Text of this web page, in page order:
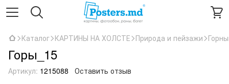
Каталог КАРТИНЫ НА ХОЛСТЕ Природа и пейзажи
Горы_15
Артикул: 1215088 Оставить отзыв